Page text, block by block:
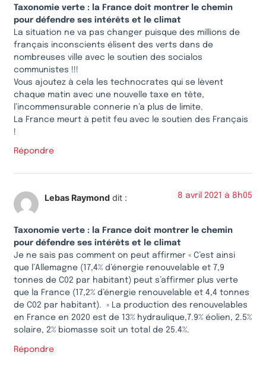
Taxonomie verte : la France doit montrer le chemin
pour défendre ses intérêts et le climat
La situation ne va pas changer puisque des millions de
français inconscients élisent des verts dans de
nombreuses ville avec le soutien des socialos
communistes !!!
Vous ajoutez à cela les technocrates qui se lèvent
chaque matin avec une nouvelle taxe en tête,
l’incommensurable connerie n’a plus de limite.
La France meurt à petit feu avec le soutien des Français
!
Répondre
Lebas Raymond dit : 8 avril 2021 à 8h05
Taxonomie verte : la France doit montrer le chemin
pour défendre ses intérêts et le climat
Je ne sais pas comment on peut affirmer « C’est ainsi
que l’Allemagne (17,4% d’énergie renouvelable et 7,9
tonnes de C02 par habitant) peut s’affirmer plus verte
que la France (17,2% d’énergie renouvelable et 4,4 tonnes
de C02 par habitant). » La production des renouvelables
en France en 2020 est de 13% hydraulique,7.9% éolien, 2.5%
solaire, 2% biomasse soit un total de 25.4%.
Répondre